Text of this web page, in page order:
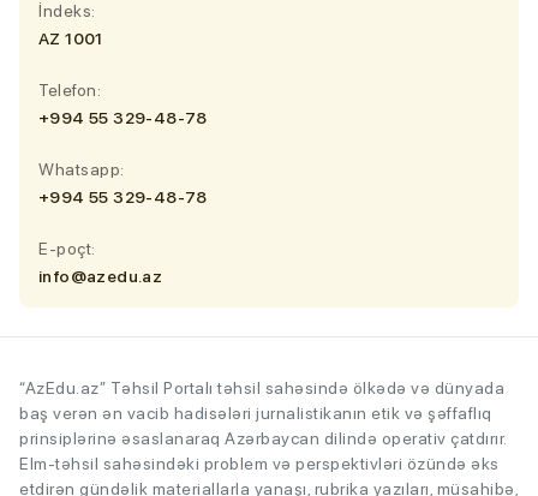
İndeks:
AZ 1001
Telefon:
+994 55 329-48-78
Whatsapp:
+994 55 329-48-78
E-poçt:
info@azedu.az
“AzEdu.az” Təhsil Portalı təhsil sahəsində ölkədə və dünyada
baş verən ən vacib hadisələri jurnalistikanın etik və şəffaflıq
prinsiplərinə əsaslanaraq Azərbaycan dilində operativ çatdırır.
Elm-təhsil sahəsindəki problem və perspektivləri özündə əks
etdirən gündəlik materiallarla yanaşı, rubrika yazıları, müsahibə,